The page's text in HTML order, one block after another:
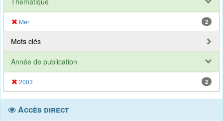
Mer 2
Mots clés
Année de publication
2003 2
Accès direct